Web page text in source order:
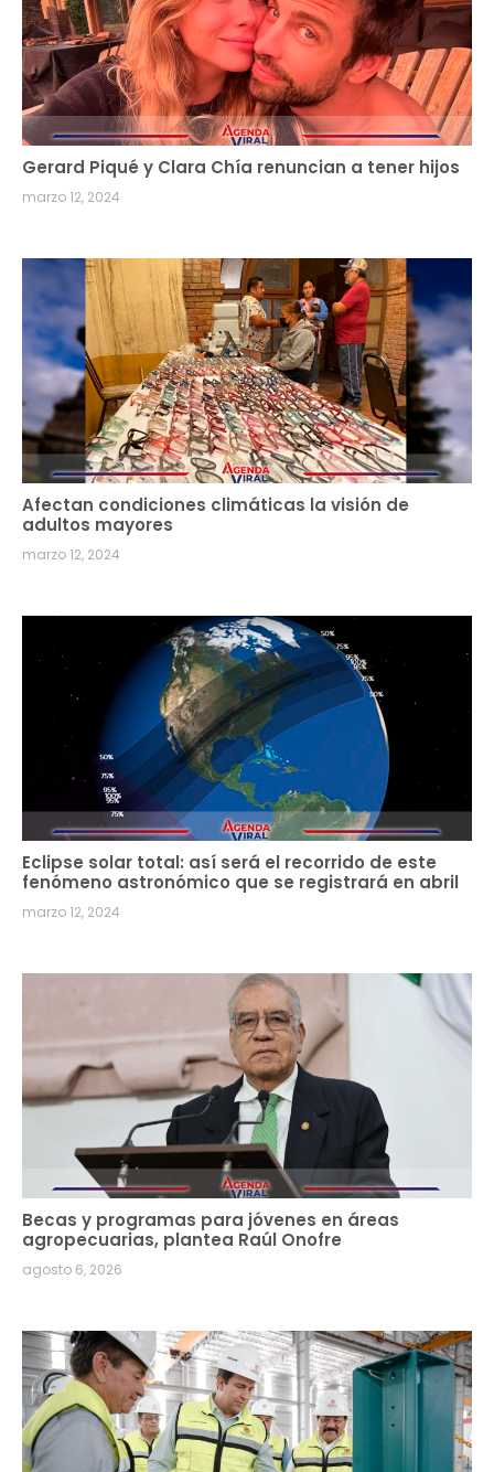
Gerard Piqué y Clara Chía renuncian a tener hijos
marzo 12, 2024
Afectan condiciones climáticas la visión de
adultos mayores
marzo 12, 2024
Eclipse solar total: así será el recorrido de este
fenómeno astronómico que se registrará en abril
marzo 12, 2024
Becas y programas para jóvenes en áreas
agropecuarias, plantea Raúl Onofre
agosto 6, 2026